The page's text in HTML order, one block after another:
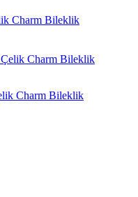
Charm Bileklik
Charm Bileklik